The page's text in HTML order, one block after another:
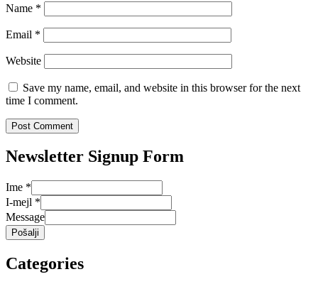
Name *
Email *
Website
Save my name, email, and website in this browser for the next
time I comment.
Newsletter Signup Form
Ime *
I-mejl *
Message
Pošalji
Categories